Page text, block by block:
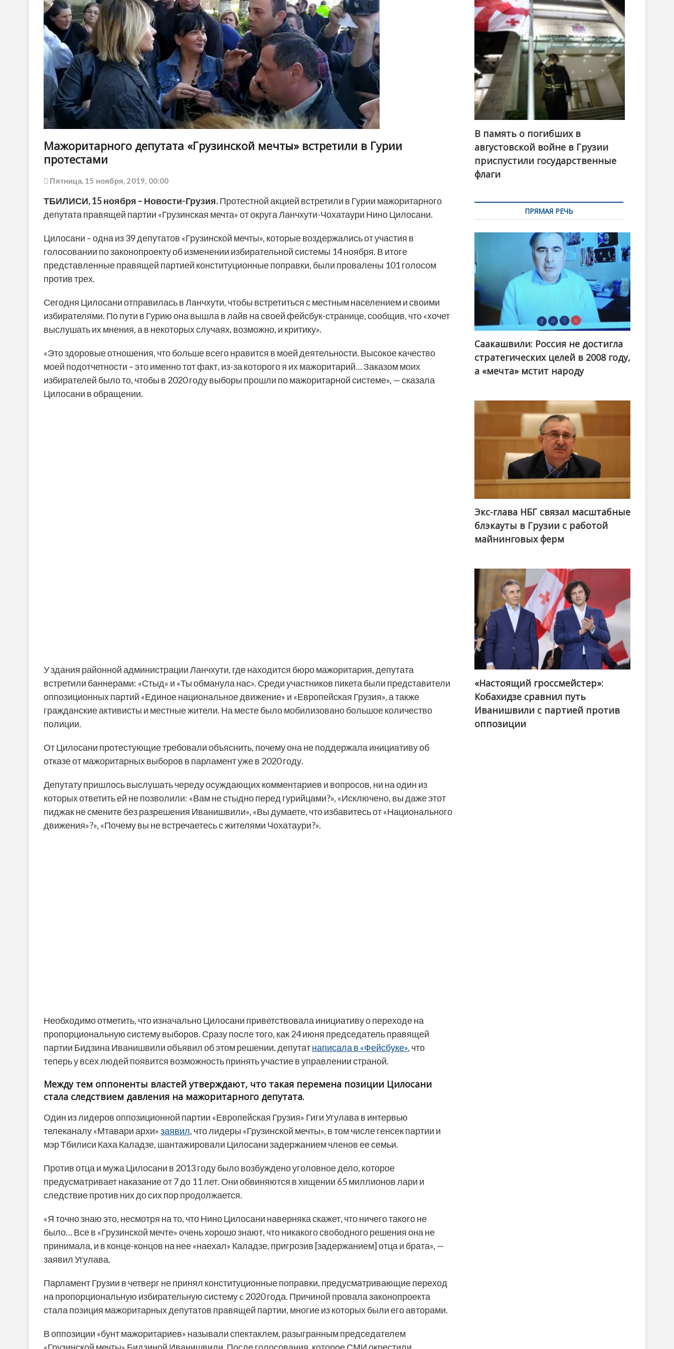
o
n
Мажоритарного депутата «Грузинской мечты» встретили в Гурии
протестами
Пятница, 15 ноября, 2019, 00:00
ТБИЛИСИ, 15 ноября – Новости-Грузия.Протестной акцией встретили в Гурии мажоритарного
депутата правящей партии «Грузинская мечта» от округа Ланчхути-Чохатаури Нино Цилосани.
Цилосани – одна из 39 депутатов «Грузинской мечты», которые воздержались от участия в
голосовании по законопроекту об изменении избирательной системы 14 ноября. В итоге
представленные правящей партией конституционные поправки, были провалены 101 голосом
против трех.
Сегодня Цилосани отправилась в Ланчхути, чтобы встретиться с местным населением и своими
избирателями. По пути в Гурию она вышла в лайв на своей фейсбук-странице, сообщив, что «хочет
выслушать их мнения, а в некоторых случаях, возможно, и критику».
«Это здоровые отношения, что больше всего нравится в моей деятельности. Высокое качество
моей подотчетности – это именно тот факт, из-за которого я их мажоритарий… Заказом моих
избирателей было то, чтобы в 2020 году выборы прошли по мажоритарной системе», — сказала
Цилосани в обращении.
У здания районной администрации Ланчхути, где находится бюро мажоритария, депутата
встретили баннерами: «Стыд» и «Ты обманула нас». Среди участников пикета были представители
оппозиционных партий «Единое национальное движение» и «Европейская Грузия», а также
гражданские активисты и местные жители. На месте было мобилизовано большое количество
полиции.
От Цилосани протестующие требовали объяснить, почему она не поддержала инициативу об
отказе от мажоритарных выборов в парламент уже в 2020 году.
Депутату пришлось выслушать череду осуждающих комментариев и вопросов, ни на один из
которых ответить ей не позволили: «Вам не стыдно перед гурийцами?», «Исключено, вы даже этот
пиджак не смените без разрешения Иванишвили», «Вы думаете, что избавитесь от «Национального
движения»?», «Почему вы не встречаетесь с жителями Чохатаури?».
Необходимо отметить, что изначально Цилосани приветствовала инициативу о переходе на
пропорциональную систему выборов. Сразу после того, как 24 июня председатель правящей
партии Бидзина Иванишвили объявил об этом решении, депутатнаписала в «Фейсбуке», что
теперь у всех людей появится возможность принять участие в управлении страной.
Между тем оппоненты властей утверждают, что такая перемена позиции Цилосани
стала следствием давления на мажоритарного депутата.
Один из лидеров оппозиционной партии «Европейская Грузия» Гиги Угулава в интервью
телеканалу «Мтавари архи»заявил, что лидеры «Грузинской мечты», в том числе генсек партии и
мэр Тбилиси Каха Каладзе, шантажировали Цилосани задержанием членов ее семьи.
Против отца и мужа Цилосани в 2013 году было возбуждено уголовное дело, которое
предусматривает наказание от 7 до 11 лет. Они обвиняются в хищении 65 миллионов лари и
следствие против них до сих пор продолжается.
«Я точно знаю это, несмотря на то, что Нино Цилосани наверняка скажет, что ничего такого не
было… Все в «Грузинской мечте» очень хорошо знают, что никакого свободного решения она не
принимала, и в конце-концов на нее «наехал» Каладзе, пригрозив [задержанием] отца и брата», —
заявил Угулава.
Парламент Грузии в четверг не принял конституционные поправки, предусматривающие переход
на пропорциональную избирательную систему c 2020 года. Причиной провала законопроекта
стала позиция мажоритарных депутатов правящей партии, многие из которых были его авторами.
В оппозиции «бунт мажоритариев» называли спектаклем, разыгранным председателем
В память о погибших в
августовской войне в Грузии
приспустили государственные
флаги
ПРЯМАЯ РЕЧЬ
Саакашвили: Россия не достигла
стратегических целей в 2008 году,
а «мечта» мстит народу
Экс-глава НБГ связал масштабные
блэкауты в Грузии с работой
майнинговых ферм
@ქართული ოცნება / Georgian Dream
«Настоящий гроссмейстер»:
Кобахидзе сравнил путь
Иванишвили с партией против
оппозиции